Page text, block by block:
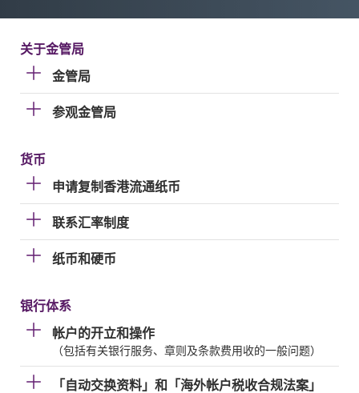
关于金管局
金管局
参观金管局
货币
申请复制香港流通纸币
联系汇率制度
纸币和硬币
银行体系
帐户的开立和操作
（包括有关银行服务、章则及条款费用收的一般问题）
「自动交换资料」和「海外帐户税收合规法案」